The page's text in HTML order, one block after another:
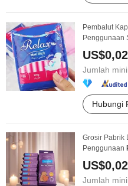
Pembalut
Penggunaan
Jumlah
Hubungi
Grosir Pabrik
Penggunaan
Jumlah